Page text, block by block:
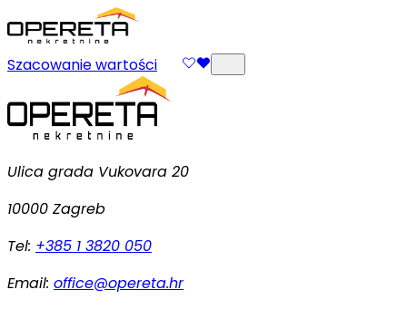
Szacowanie wartości
Ulica grada Vukovara 20
10000 Zagreb
Tel: +385 1 3820 050
Email: office@opereta.hr